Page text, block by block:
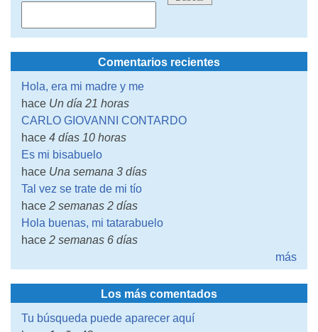
Comentarios recientes
Hola, era mi madre y me
hace Un día 21 horas
CARLO GIOVANNI CONTARDO
hace 4 días 10 horas
Es mi bisabuelo
hace Una semana 3 días
Tal vez se trate de mi tío
hace 2 semanas 2 días
Hola buenas, mi tatarabuelo
hace 2 semanas 6 días
más
Los más comentados
Tu búsqueda puede aparecer aquí